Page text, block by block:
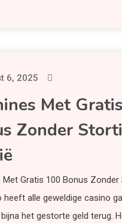
6, 2025
Met
Zonder
Met Gratis 100 Bonus Zonder
heeft alle geweldige casino
het gestorte geld terug.